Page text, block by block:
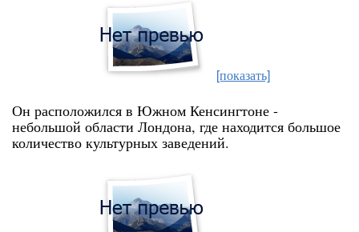
[показать]
Он расположился в Южном Кенсингтоне -
небольшой области Лондона, где находится большое
количество культурных заведений.